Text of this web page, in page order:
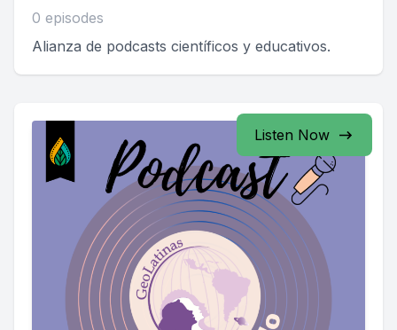
0 episodes
Alianza de podcasts científicos y educativos.
Listen Now